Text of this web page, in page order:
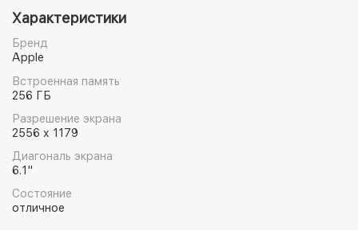
Характеристики
Бренд
Apple
Встроенная память
256 ГБ
Разрешение экрана
2556 x 1179
Диагональ экрана
6.1"
Состояние
отличное